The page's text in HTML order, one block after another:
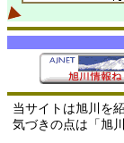
当サイトは旭川を
気づきの点は「旭